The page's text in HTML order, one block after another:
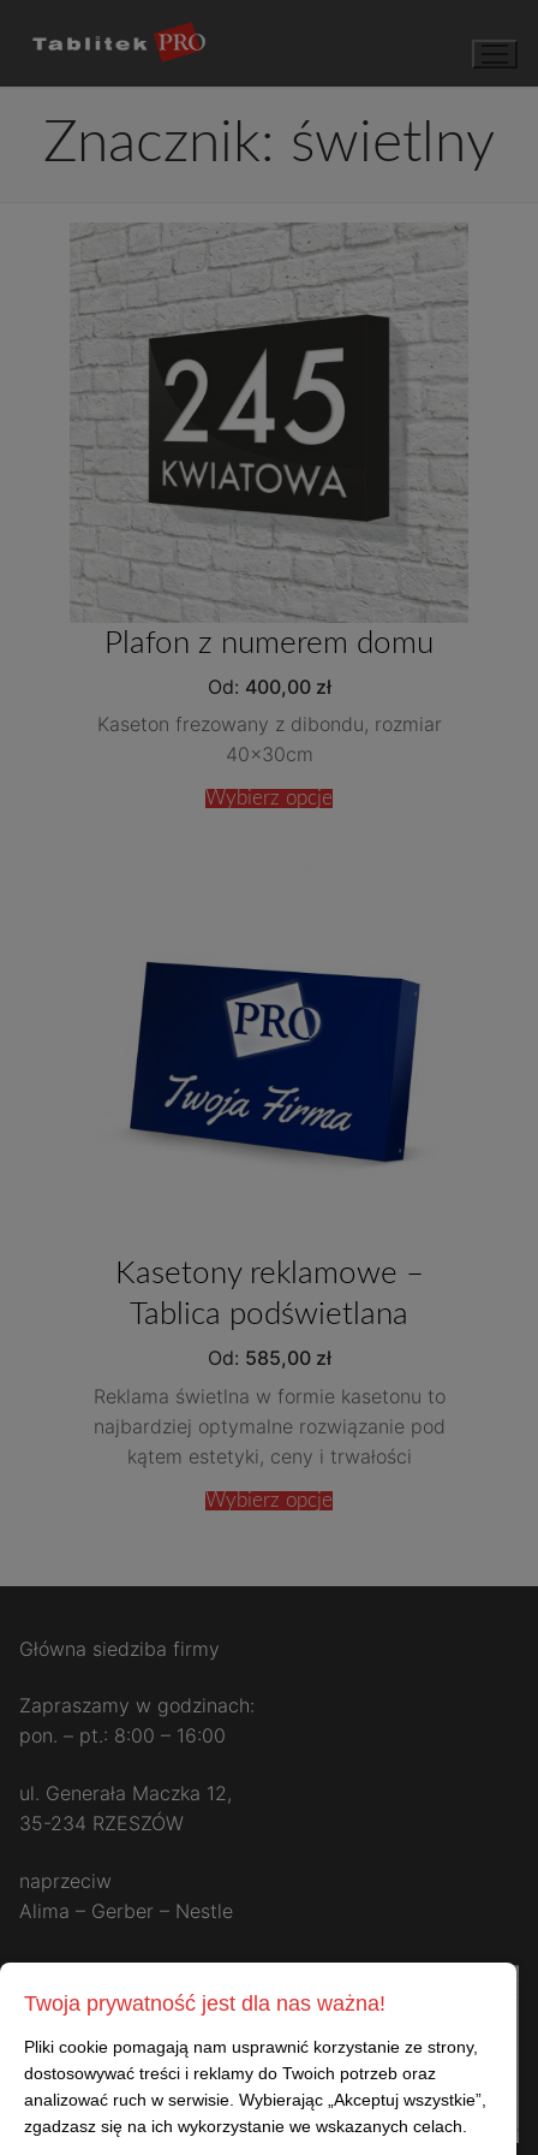
Znacznik: świetlny
Plafon z numerem domu
Od: 400,00 zł
Kaseton frezowany z dibondu, rozmiar
40x30cm
Wybierz opcje
Kasetony reklamowe –
Tablica podświetlana
Od: 585,00 zł
Reklama świetlna w formie kasetonu to
najbardziej optymalne rozwiązanie pod
kątem estetyki, ceny i trwałości
Wybierz opcje
Główna siedziba firmy
Zapraszamy w godzinach:
pon. – pt.: 8:00 – 16:00
ul. Generała Maczka 12,
35-234 RZESZÓW
naprzeciw
Alima – Gerber – Nestle
Twoja prywatność jest dla nas ważna!
Pliki cookie pomagają nam usprawnić korzystanie ze strony,
dostosowywać treści i reklamy do Twoich potrzeb oraz
analizować ruch w serwisie. Wybierając „Akceptuj wszystkie”,
zgadzasz się na ich wykorzystanie we wskazanych celach.